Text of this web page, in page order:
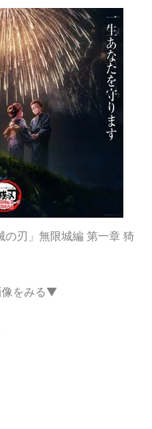
の刃」無限城編 第一章 猗
をみる▼